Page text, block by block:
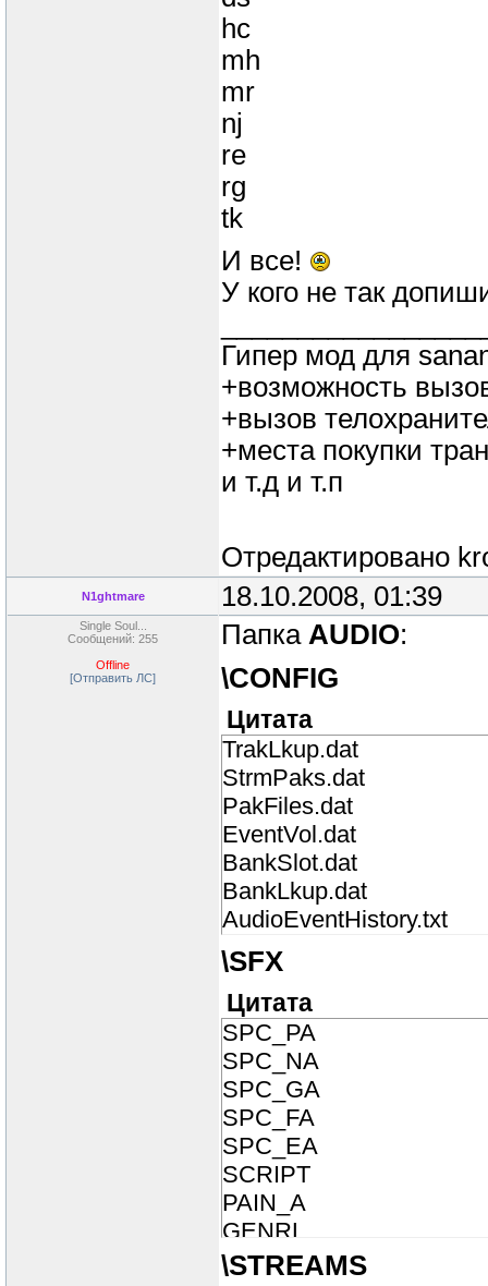
hc
mh
mr
nj
re
rg
tk
И все!
У кого не так
Гипер мод для
+возможность
+вызов
+места покупки
и т.д и т.п
Отредактировано
N1ghtmare 18.10.2008, 01:39
Single Soul...
Сообщений: 255
Offline
[Отправить ЛС]
Папка AUDIO:
\CONFIG
Цитата
TrakLkup.dat
StrmPaks.dat
PakFiles.dat
EventVol.dat
BankSlot.dat
BankLkup.dat
AudioEventHistory.txt
\SFX
Цитата
SPC_PA
SPC_NA
SPC_GA
SPC_FA
SPC_EA
SCRIPT
PAIN_A
GENRL
FEET
\STREAMS